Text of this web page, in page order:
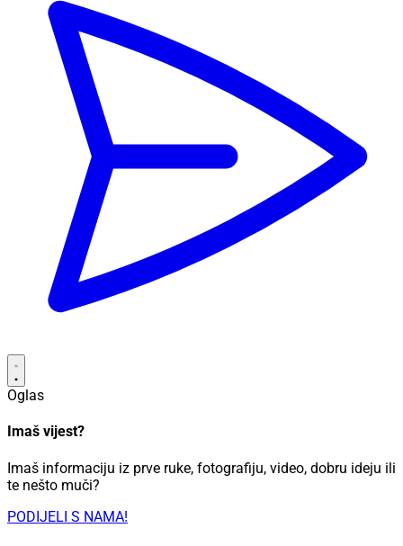
Oglas
Imaš vijest?
Imaš informaciju iz prve ruke, fotografiju, video, dobru ideju ili
te nešto muči?
PODIJELI S NAMA!